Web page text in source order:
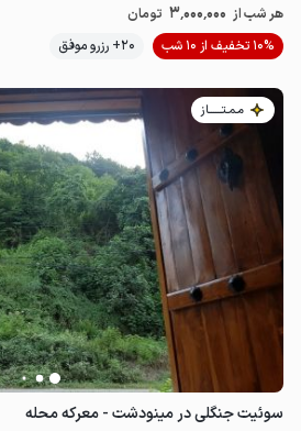
990٬000ت
4.7
4میلیون ت 4.8
هر شب از 3٬000٬000 تومان
10% تخفیف از 10 شب
20+ رزرو موفق
مـمـتــــــاز
سوئیت جنگلی در مینودشت - معرکه محله